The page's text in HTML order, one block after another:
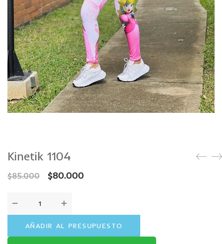
PLUS SIZE
Kinetik 1104
$85.000 $80.000
AÑADIR AL PRESUPUESTO